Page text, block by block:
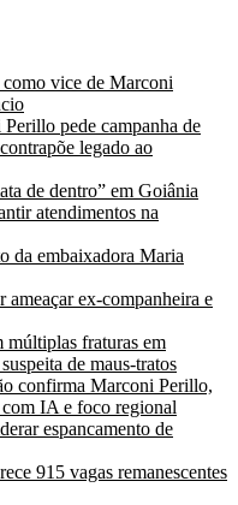
vice de Marconi
pede campanha de
legado ao
de dentro” em Goiânia
atendimentos na
da embaixadora Maria
ameaçar ex-companheira e
múltiplas fraturas em
de maus-tratos
confirma Marconi Perillo,
IA e foco regional
espancamento de
915 vagas remanescentes